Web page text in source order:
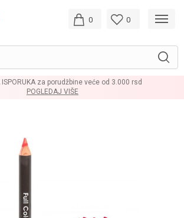
0 0
ISPORUKA za porudžbine veće od 3.000 rsd
POGLEDAJ VIŠE